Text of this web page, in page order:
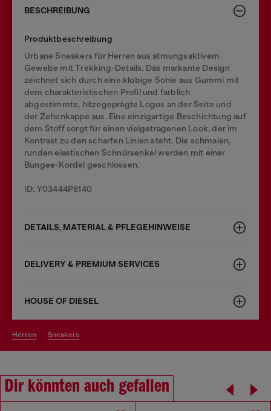
BESCHREIBUNG
Produktbeschreibung
Urbane Sneakers für Herren aus atmungsaktivem
Gewebe mit Trekking-Details. Das markante Design
zeichnet sich durch eine klobige Sohle aus Gummi mit
dem charakteristischen Profil und farblich
abgestimmte, hitzegeprägte Logos an der Seite und
der Zehenkappe aus. Eine einzigartige Beschichtung auf
dem Stoff sorgt für einen vielgetragenen Look, der im
Kontrast zu den scharfen Linien steht. Die schmalen,
runden elastischen Schnürsenkel werden mit einer
Bungee-Kordel geschlossen.
ID: Y03444P8140
DETAILS, MATERIAL & PFLEGEHINWEISE
DELIVERY & PREMIUM SERVICES
HOUSE OF DIESEL
herren sneakers
Dir könnten auch gefallen